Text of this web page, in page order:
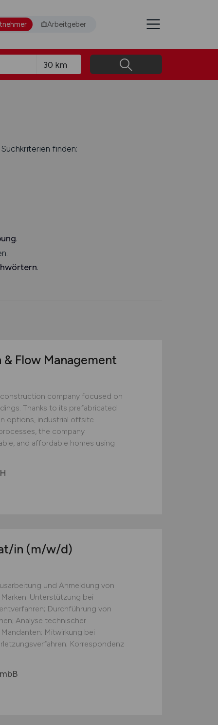
Arbeitgeber
finden:
.
.
Flow Management
company focused on
Thanks to its prefabricated
options, industrial offsite
the company
and affordable homes using
in (m/w/d)
und Anmeldung von
Unterstützung bei
Durchführung von
Analyse technischer
Mitwirkung bei
Korrespondenz